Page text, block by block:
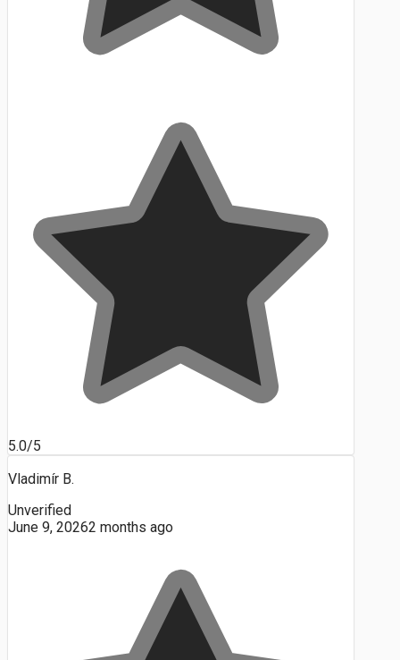
5.0/5
Vladimír B.
Unverified
June 9, 20262 months ago